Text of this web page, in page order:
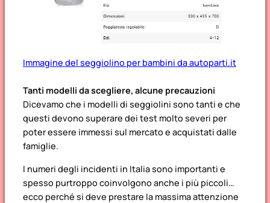
Immagine del seggiolino per bambini da autoparti.it
Tanti modelli da scegliere, alcune precauzioni
Dicevamo che i modelli di seggiolini sono tanti e che
questi devono superare dei test molto severi per
poter essere immessi sul mercato e acquistati dalle
famiglie.
I numeri degli incidenti in Italia sono importanti e
spesso purtroppo coinvolgono anche i più piccoli…
ecco perché si deve prestare la massima attenzione